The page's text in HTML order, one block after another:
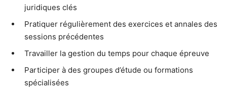
juridiques clés
Pratiquer régulièrement des exercices et annales des
sessions précédentes
Travailler la gestion du temps pour chaque épreuve
Participer à des groupes d’étude ou formations
spécialisées